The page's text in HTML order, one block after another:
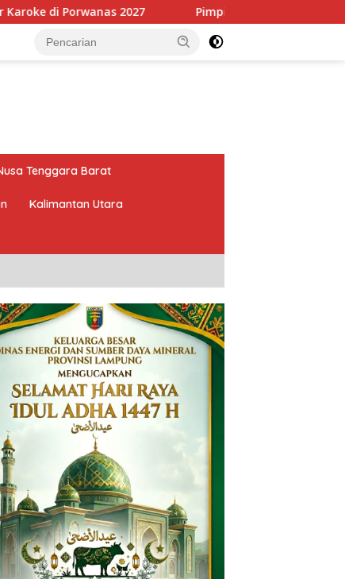
Pimpin HKTI Lampung, Mirza Targetkan Program
Tenggara Barat
Kalimantan Utara